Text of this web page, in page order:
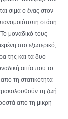
σιμά ο ένας στον
στάση
μοναδικό τους
στο εξωτερικό,
της και τα δυο
αιτία που το
από τη στατικότητα
τη ζωή
από τη μικρή